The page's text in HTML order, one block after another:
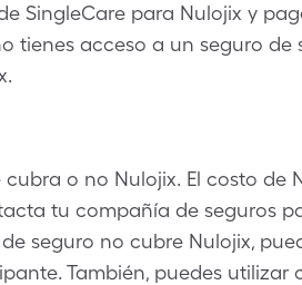
SingleCare para Nulojix y
tienes acceso a un seguro de
o no Nulojix. El costo de
tu compañía de seguros
seguro no cubre Nulojix,
También, puedes utilizar